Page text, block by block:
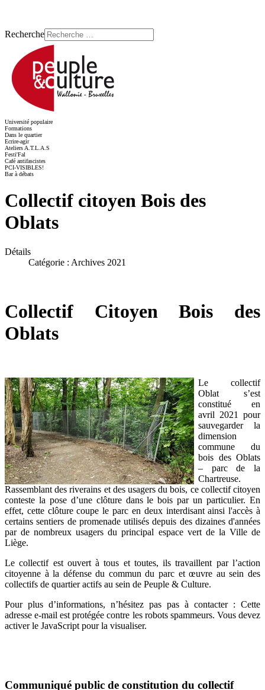
Recherche
Université populaire
Formations
Dans le quartier
Ecrire-agir
Ateliers A.T.L.A.S
Festi'Fal
Café antifascistes
PCI-VISIBLES!
Bar à débats
Collectif citoyen Bois des
Oblats
Détails
Catégorie : Archives 2021
Collectif Citoyen Bois des
Oblats
Le collectif
Oblat s’est
constitué en
avril 2021 pour
sauvegarder la
dimension
commune du
bois des Oblats
– parc de la
Chartreuse.
Rassemblant des riverains et des usagers du bois, ce collectif citoyen
conteste la pose d’une clôture dans le bois par un particulier. En
effet, cette clôture coupe le parc en deux interdisant ainsi l'accès à
certains sentiers de promenade utilisés depuis des dizaines d'années
par de nombreux usagers du principal espace vert de la Ville de
Liège.
Le collectif est ouvert à tous et toutes, ils travaillent par l’action
citoyenne à la défense du commun du parc et œuvre au sein des
collectifs de quartier actifs au sein de Peuple & Culture.
Pour plus d’informations, n’hésitez pas pas à contacter : Cette
adresse e-mail est protégée contre les robots spammeurs. Vous devez
activer le JavaScript pour la visualiser.
Communiqué public de constitution du collectif